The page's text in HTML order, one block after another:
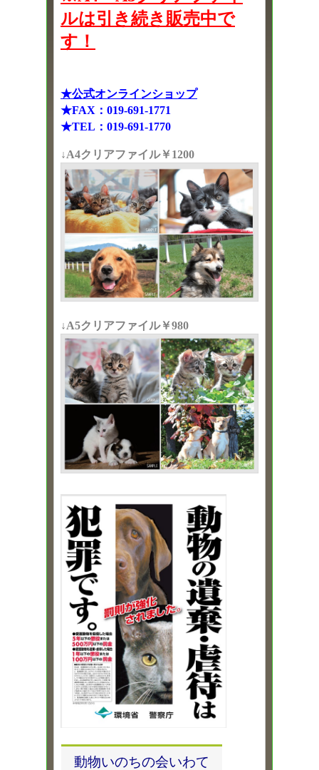
ルは引き続き販売中で
す！
★公式オンラインショップ
★FAX：019-691-1771
★TEL：019-691-1770
↓A4クリアファイル￥1200
↓A5クリアファイル￥980
動物いのちの会いわて